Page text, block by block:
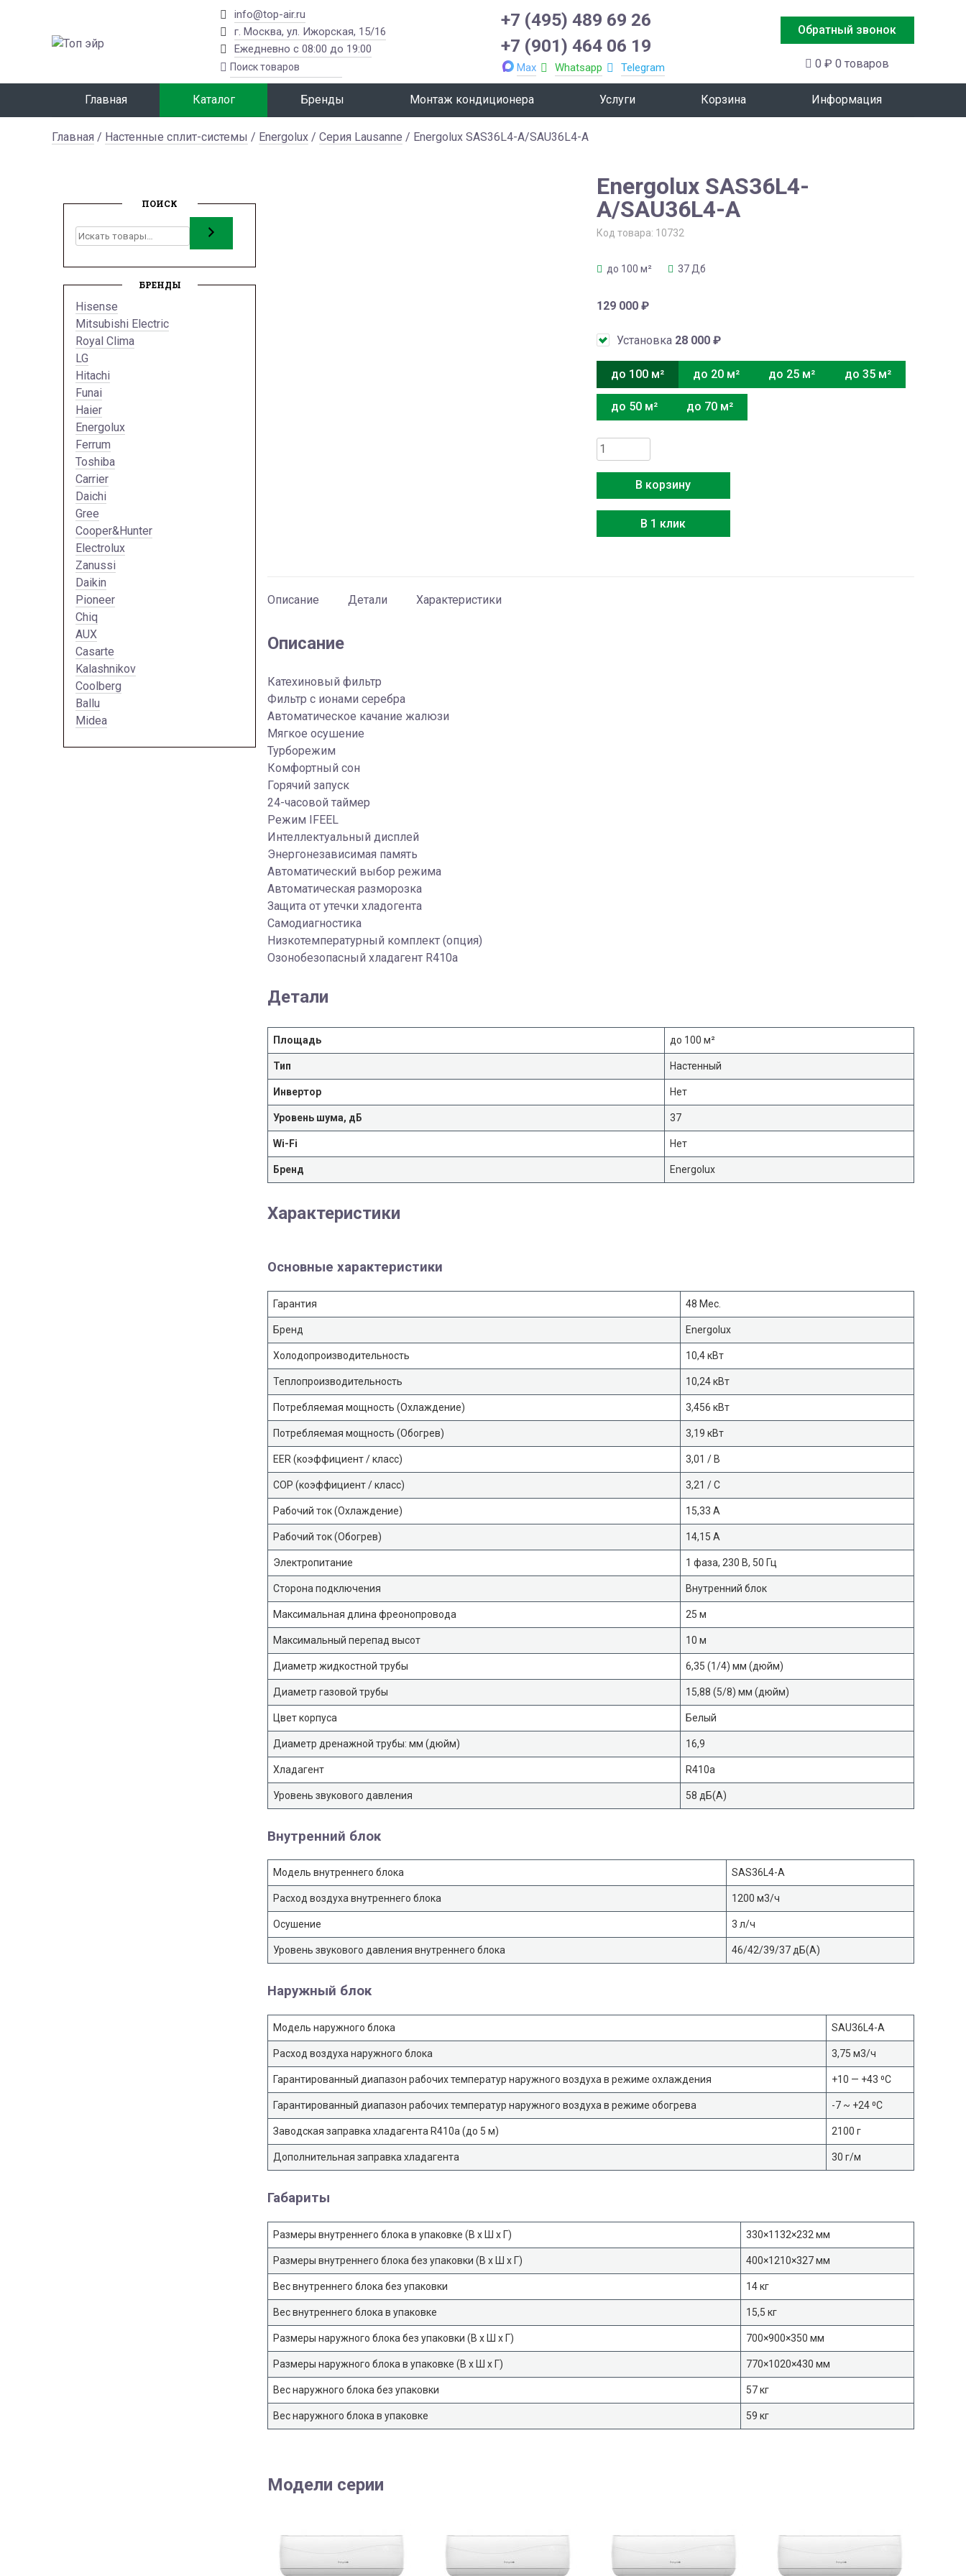
info@top-air.ru
г. Москва, ул. Ижорская, 15/16
Ежедневно с 08:00 до 19:00
+7 (495) 489 69 26
+7 (901) 464 06 19
Max Whatsapp Telegram
Обратный звонок
0 ₽ 0 товаров
Главная Каталог Бренды Монтаж кондиционера Услуги Корзина Информация
Главная / Настенные сплит-системы / Energolux / Серия Lausanne / Energolux SAS36L4-A/SAU36L4-A
Energolux SAS36L4-
A/SAU36L4-A
Код товара: 10732
до 100 м² 37 Дб
129 000 ₽
Установка 28 000 ₽
до 100 м² до 20 м² до 25 м² до 35 м²
до 50 м² до 70 м²
Количество
товара
Energolux
SAS36L4-
A/SAU36L4-
В корзину
В 1 клик
Описание Детали Характеристики
Описание
Катехиновый фильтр
Фильтр с ионами серебра
Автоматическое качание жалюзи
Мягкое осушение
Турборежим
Комфортный сон
Горячий запуск
24-часовой таймер
Режим IFEEL
Интеллектуальный дисплей
Энергонезависимая память
Автоматический выбор режима
Автоматическая разморозка
Защита от утечки хладогента
Самодиагностика
Низкотемпературный комплект (опция)
Озонобезопасный хладагент R410a
Детали
Площадь до 100 м²
Тип Настенный
Инвертор Нет
Уровень шума, дБ 37
Wi-Fi Нет
Бренд Energolux
Характеристики
Основные характеристики
Гарантия 48 Мес.
Бренд Energolux
Холодопроизводительность 10,4 кВт
Теплопроизводительность 10,24 кВт
Потребляемая мощность (Охлаждение) 3,456 кВт
Потребляемая мощность (Обогрев) 3,19 кВт
EER (коэффициент / класс) 3,01 / B
COP (коэффициент / класс) 3,21 / C
Рабочий ток (Охлаждение) 15,33 A
Рабочий ток (Обогрев) 14,15 А
Электропитание 1 фаза, 230 В, 50 Гц
Сторона подключения Внутренний блок
Максимальная длина фреонопровода 25 м
Максимальный перепад высот 10 м
Диаметр жидкостной трубы 6,35 (1/4) мм (дюйм)
Диаметр газовой трубы 15,88 (5/8) мм (дюйм)
Цвет корпуса Белый
Диаметр дренажной трубы: мм (дюйм) 16,9
Хладагент R410a
Уровень звукового давления 58 дБ(А)
Внутренний блок
Модель внутреннего блока SAS36L4-A
Расход воздуха внутреннего блока 1200 м3/ч
Осушение 3 л/ч
Уровень звукового давления внутреннего блока 46/42/39/37 дБ(А)
Наружный блок
Модель наружного блока SAU36L4-A
Расход воздуха наружного блока 3,75 м3/ч
Гарантированный диапазон рабочих температур наружного воздуха в режиме охлаждения +10 — +43 ⁰С
Гарантированный диапазон рабочих температур наружного воздуха в режиме обогрева -7 ~ +24 ⁰С
Заводская заправка хладагента R410a (до 5 м) 2100 г
Дополнительная заправка хладагента 30 г/м
Габариты
Размеры внутреннего блока в упаковке (В х Ш х Г) 330×1132×232 мм
Размеры внутреннего блока без упаковки (В х Ш х Г) 400×1210×327 мм
Вес внутреннего блока без упаковки 14 кг
Вес внутреннего блока в упаковке 15,5 кг
Размеры наружного блока без упаковки (В х Ш х Г) 700×900×350 мм
Размеры наружного блока в упаковке (В х Ш х Г) 770×1020×430 мм
Вес наружного блока без упаковки 57 кг
Вес наружного блока в упаковке 59 кг
Модели серии
ПОИСК
Поиск
БРЕНДЫ
Hisense
Mitsubishi Electric
Royal Clima
LG
Hitachi
Funai
Haier
Energolux
Ferrum
Toshiba
Carrier
Daichi
Gree
Cooper&Hunter
Electrolux
Zanussi
Daikin
Pioneer
Chiq
AUX
Casarte
Kalashnikov
Coolberg
Ballu
Midea